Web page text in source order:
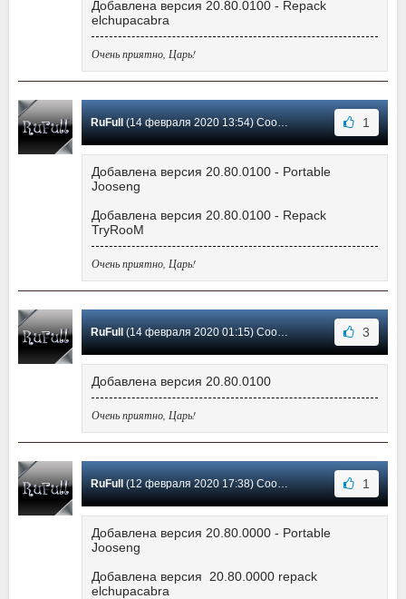
Добавлена версия 20.80.0100 - Repack
elchupacabra
Очень приятно, Царь!
RuFull(14 февраля 2020 13:54) Сообщение #588 1
Добавлена версия 20.80.0100 - Portable
Jooseng
Добавлена версия 20.80.0100 - Repack
TryRooM
Очень приятно, Царь!
RuFull(14 февраля 2020 01:15) Сообщение #587 3
Добавлена версия 20.80.0100
Очень приятно, Царь!
RuFull(12 февраля 2020 17:38) Сообщение #586 1
Добавлена версия 20.80.0000 - Portable
Jooseng
Добавлена версия 20.80.0000 repack
elchupacabra